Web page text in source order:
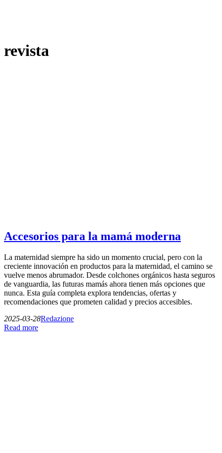
revista
Accesorios para la mamá moderna
La maternidad siempre ha sido un momento crucial, pero con la
creciente innovación en productos para la maternidad, el camino se
vuelve menos abrumador. Desde colchones orgánicos hasta seguros
de vanguardia, las futuras mamás ahora tienen más opciones que
nunca. Esta guía completa explora tendencias, ofertas y
recomendaciones que prometen calidad y precios accesibles.
2025-03-28Redazione
Read more